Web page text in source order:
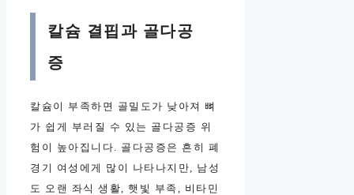
칼슘 결핍과 골다공
증
칼슘이 부족하면 골밀도가 낮아져 뼈
가 쉽게 부러질 수 있는 골다공증 위
험이 높아집니다. 골다공증은 흔히 폐
경기 여성에게 많이 나타나지만, 남성
도 오랜 좌식 생활, 햇빛 부족, 비타민